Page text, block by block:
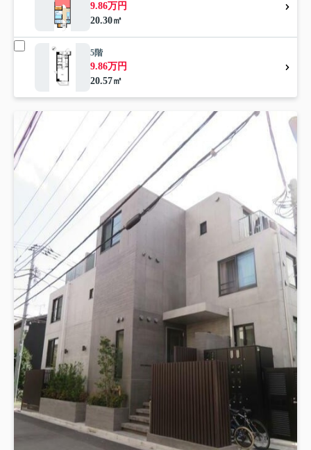
9.86万円
20.30㎡
5階
9.86万円
20.57㎡